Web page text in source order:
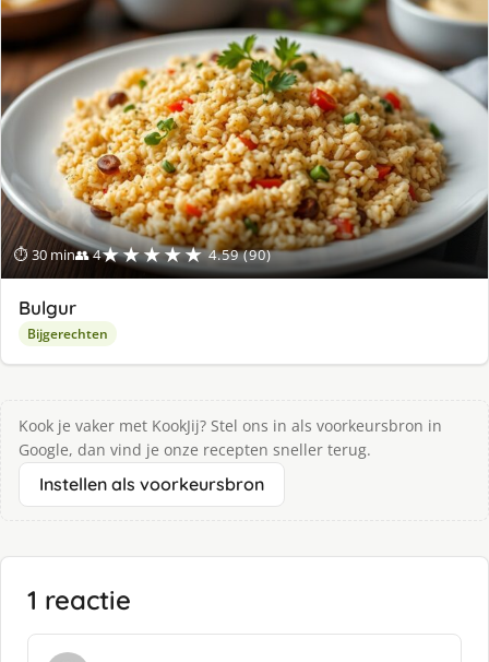
⏱ 30 min👥 4★★★★★ 4.59 (90)
Bulgur
Bijgerechten
Kook je vaker met KookJij? Stel ons in als voorkeursbron in
Google, dan vind je onze recepten sneller terug.
Instellen als voorkeursbron
1 reactie